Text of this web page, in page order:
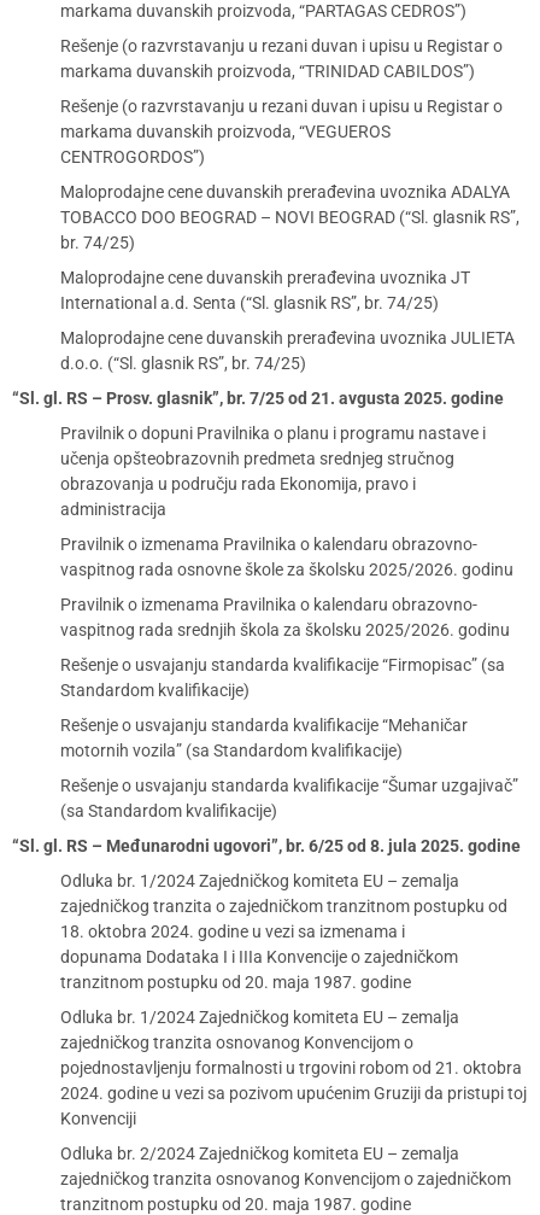
markama duvanskih proizvoda, “PARTAGAS CEDROS”)
Rešenje (o razvrstavanju u rezani duvan i upisu u Registar o
markama duvanskih proizvoda, “TRINIDAD CABILDOS”)
Rešenje (o razvrstavanju u rezani duvan i upisu u Registar o
markama duvanskih proizvoda, “VEGUEROS
CENTROGORDOS”)
Maloprodajne cene duvanskih prerađevina uvoznika ADALYA
TOBACCO DOO BEOGRAD – NOVI BEOGRAD (“Sl. glasnik RS”,
br. 74/25)
Maloprodajne cene duvanskih prerađevina uvoznika JT
International a.d. Senta (“Sl. glasnik RS”, br. 74/25)
Maloprodajne cene duvanskih prerađevina uvoznika JULIETA
d.o.o. (“Sl. glasnik RS”, br. 74/25)
“Sl. gl. RS – Prosv. glasnik”, br. 7/25 od 21. avgusta 2025. godine
Pravilnik o dopuni Pravilnika o planu i programu nastave i
učenja opšteobrazovnih predmeta srednjeg stručnog
obrazovanja u području rada Ekonomija, pravo i
administracija
Pravilnik o izmenama Pravilnika o kalendaru obrazovno-
vaspitnog rada osnovne škole za školsku 2025/2026. godinu
Pravilnik o izmenama Pravilnika o kalendaru obrazovno-
vaspitnog rada srednjih škola za školsku 2025/2026. godinu
Rešenje o usvajanju standarda kvalifikacije “Firmopisac” (sa
Standardom kvalifikacije)
Rešenje o usvajanju standarda kvalifikacije “Mehaničar
motornih vozila” (sa Standardom kvalifikacije)
Rešenje o usvajanju standarda kvalifikacije “Šumar uzgajivač”
(sa Standardom kvalifikacije)
“Sl. gl. RS – Međunarodni ugovori”, br. 6/25 od 8. jula 2025. godine
Odluka br. 1/2024 Zajedničkog komiteta EU – zemalja
zajedničkog tranzita o zajedničkom tranzitnom postupku od
18. oktobra 2024. godine u vezi sa izmenama i
dopunama Dodataka I i IIIa Konvencije o zajedničkom
tranzitnom postupku od 20. maja 1987. godine
Odluka br. 1/2024 Zajedničkog komiteta EU – zemalja
zajedničkog tranzita osnovanog Konvencijom o
pojednostavljenju formalnosti u trgovini robom od 21. oktobra
2024. godine u vezi sa pozivom upućenim Gruziji da pristupi toj
Konvenciji
Odluka br. 2/2024 Zajedničkog komiteta EU – zemalja
zajedničkog tranzita osnovanog Konvencijom o zajedničkom
tranzitnom postupku od 20. maja 1987. godine